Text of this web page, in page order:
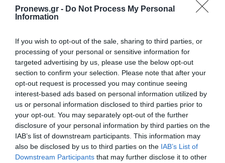
Pronews.gr - Do Not Process My Personal
Information
If you wish to opt-out of the sale, sharing to third parties, or
processing of your personal or sensitive information for
targeted advertising by us, please use the below opt-out
section to confirm your selection. Please note that after your
opt-out request is processed you may continue seeing
interest-based ads based on personal information utilized by
us or personal information disclosed to third parties prior to
your opt-out. You may separately opt-out of the further
disclosure of your personal information by third parties on the
IAB’s list of downstream participants. This information may
also be disclosed by us to third parties on the IAB’s List of
Downstream Participants that may further disclose it to other
PRONEWS.GR /ΥΓΕΙΑ
Ενέσιμα φάρμακα απώλειας βάρους: Οι 5
ελλείψεις που μπορεί να εμφανιστούν
σε όσους τα χρησιμοποιούν
06.08.2026 | 09:51